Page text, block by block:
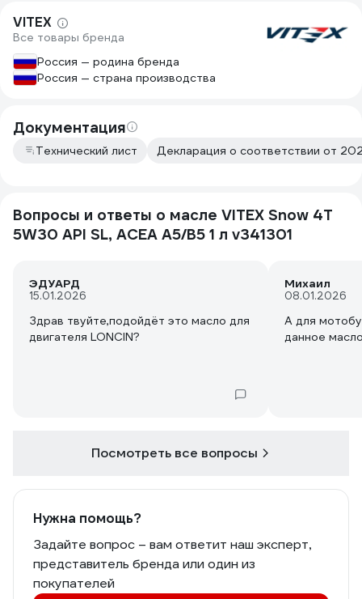
VITEX
Все товары бренда
Россия — родина бренда
Россия — страна производства
Документация
Технический лист Декларация о соответствии от
Вопросы и ответы о масле VITEX Snow 4T
5W30 API SL, ACEA A5/B5 1 л v341301
ЭДУАРД
15.01.2026
Здрав твуйте,подойдёт это масло для
двигателя LONCIN?
Михаил
08.01.2026
А для
данное
Посмотреть все вопросы
Нужна помощь?
Задайте вопрос – вам ответит наш эксперт,
представитель бренда или один из
покупателей